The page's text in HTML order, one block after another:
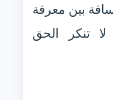
بين معرفة
تنكر الحق